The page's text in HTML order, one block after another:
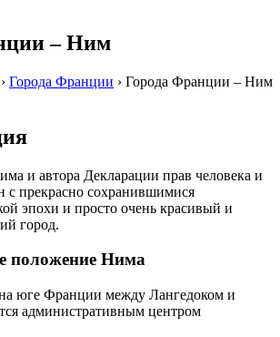
– Ним
› Города Франции › Города Франции – Ним
и автора Декларации прав человека и
с прекрасно сохранившимися
эпохи и просто очень красивый и
город.
положение Нима
юге Франции между Лангедоком и
административным центром